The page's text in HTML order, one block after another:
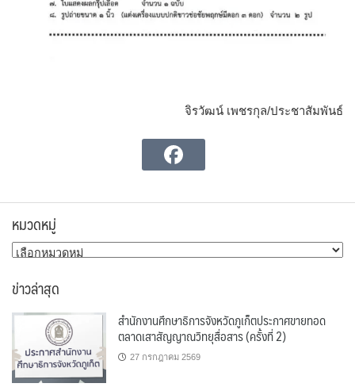
จิรวัฒน์ เพชรกุล/ประชาสัมพันธ์
หมวดหมู่
หมวด
ข่าวล่าสุด
สำนักงานศึกษาธิการจังหวัดภูเก็ตประกาศขายทอด
ตลาดเสาสัญญาณวิทยุสื่อสาร (ครั้งที่ 2)
27 กรกฎาคม 2569